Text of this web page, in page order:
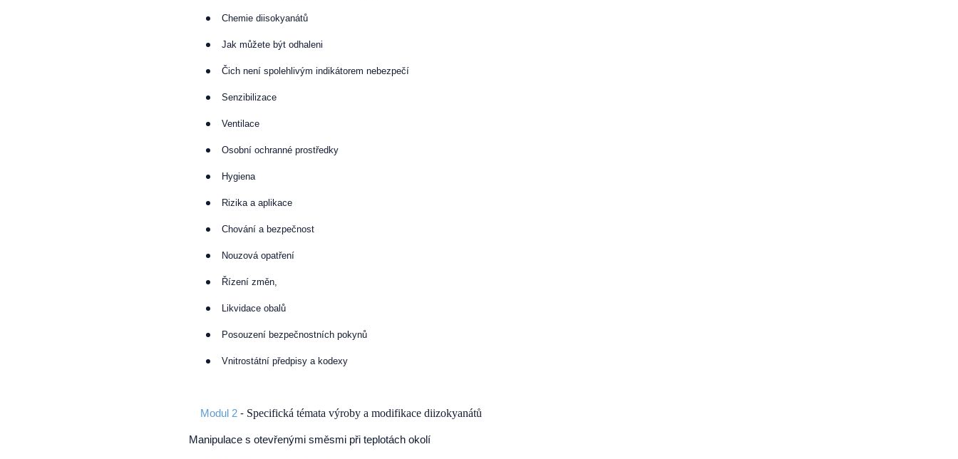
Chemie diisokyanátů
Jak můžete být odhaleni
Čich není spolehlivým indikátorem nebezpečí
Senzibilizace
Ventilace
Osobní ochranné prostředky
Hygiena
Rizika a aplikace
Chování a bezpečnost
Nouzová opatření
Řízení změn,
Likvidace obalů
Posouzení bezpečnostních pokynů
Vnitrostátní předpisy a kodexy
Modul 2- Specifická témata výroby a modifikace diizokyanátů
Manipulace s otevřenými směsmi při teplotách okolí